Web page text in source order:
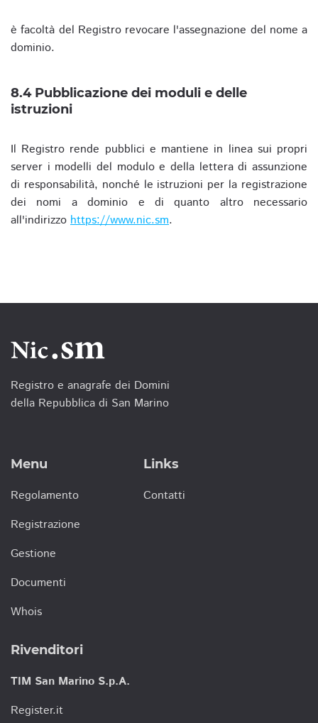
è facoltà del Registro revocare l'assegnazione del nome a
dominio.
8.4 Pubblicazione dei moduli e delle
istruzioni
Il Registro rende pubblici e mantiene in linea sui propri
server i modelli del modulo e della lettera di assunzione
di responsabilità, nonché le istruzioni per la registrazione
dei nomi a dominio e di quanto altro necessario
all'indirizzo https://www.nic.sm.
Registro e anagrafe dei Domini
della Repubblica di San Marino
Menu
Regolamento
Registrazione
Gestione
Documenti
Whois
Links
Contatti
Rivenditori
TIM San Marino S.p.A.
Register.it